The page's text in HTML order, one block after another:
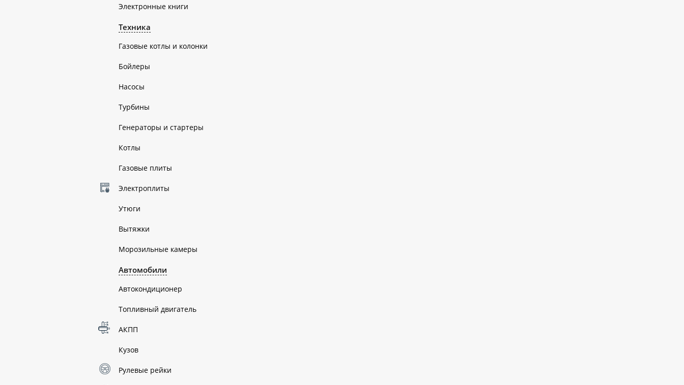
Электронные книги
Техника
Газовые котлы и колонки
Бойлеры
Насосы
Турбины
Генераторы и стартеры
Котлы
Газовые плиты
Электроплиты
Утюги
Вытяжки
Морозильные камеры
Автомобили
Автокондиционер
Топливный двигатель
АКПП
Кузов
Рулевые рейки